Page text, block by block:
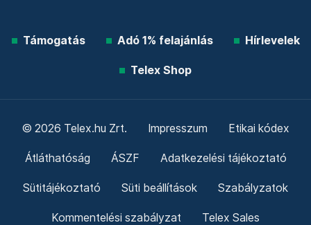
Támogatás Adó 1% felajánlás Hírlevelek
Telex Shop
© 2026 Telex.hu Zrt. Impresszum Etikai kódex
Átláthatóság ÁSZF Adatkezelési tájékoztató
Sütitájékoztató Süti beállítások Szabályzatok
Kommentelési szabályzat Telex Sales